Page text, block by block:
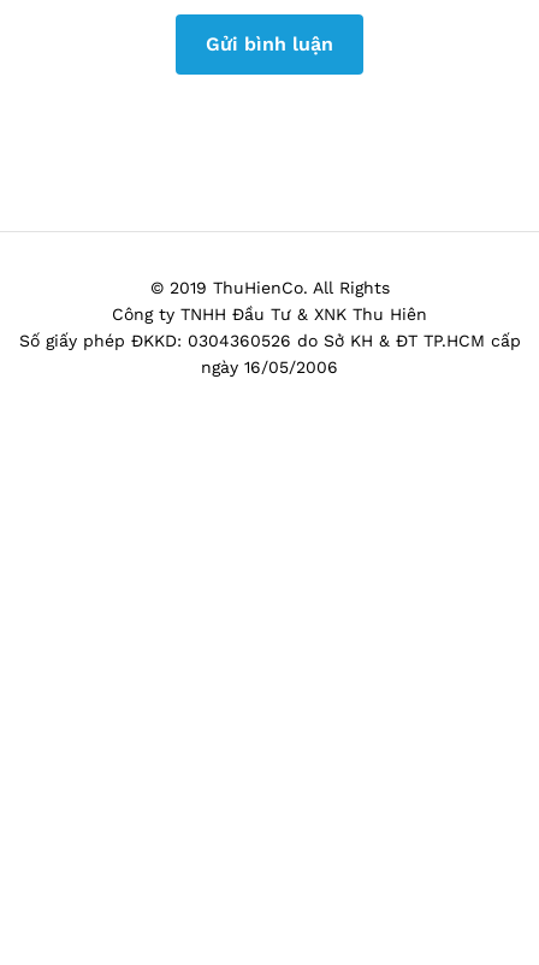
© 2019 ThuHienCo. All Rights
Công ty TNHH Đầu Tư & XNK Thu Hiên
Số giấy phép ĐKKD: 0304360526 do Sở KH & ĐT TP.HCM cấp
ngày 16/05/2006